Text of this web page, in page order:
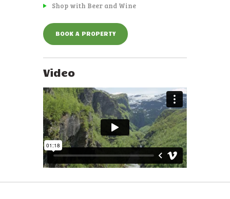
Shop with Beer and Wine
BOOK A PROPERTY
Video